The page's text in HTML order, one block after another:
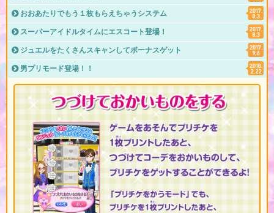
おおあたりでもう１枚もらえちゃうシステム
スーパーアイドルタイムにエスコート登場！
ジュエルをたくさんスキャンしてボーナスゲット
男プリモード登場！！